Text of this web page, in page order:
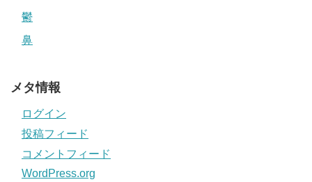
鬱
鼻
メタ情報
ログイン
投稿フィード
コメントフィード
WordPress.org